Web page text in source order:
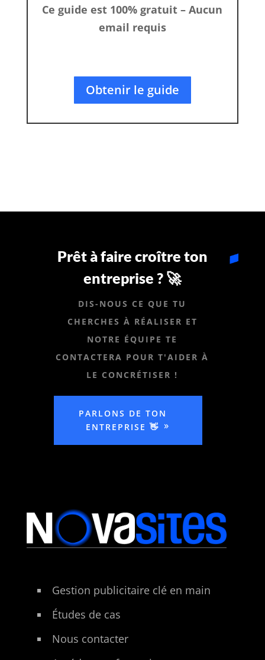
Ce guide est 100% gratuit – Aucun
email requis
Obtenir le guide
Prêt à faire croître ton
entreprise ? 🚀
DIS-NOUS CE QUE TU
CHERCHES À RÉALISER ET
NOTRE ÉQUIPE TE
CONTACTERA POUR T'AIDER À
LE CONCRÉTISER !
PARLONS DE TON
ENTREPRISE 👋
Gestion publicitaire clé en main
Études de cas
Nous contacter